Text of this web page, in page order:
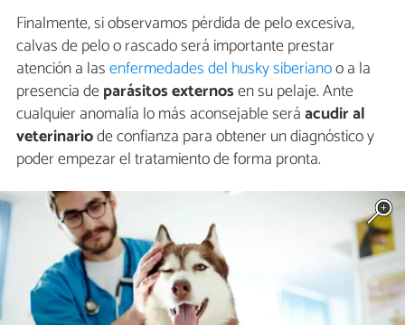
Finalmente, si observamos pérdida de pelo excesiva,
calvas de pelo o rascado será importante prestar
atención a lasenfermedades del husky siberianoo a la
presencia deparásitos externosen su pelaje. Ante
cualquier anomalía lo más aconsejable seráacudir al
veterinariode confianza para obtener un diagnóstico y
poder empezar el tratamiento de forma pronta.